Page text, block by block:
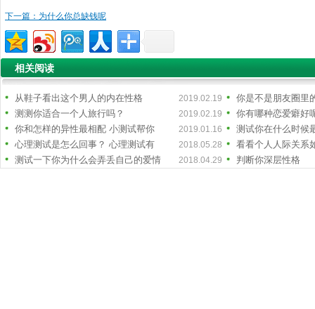
下一篇：为什么你总缺钱呢
相关阅读
从鞋子看出这个男人的内在性格 2019.02.19
你是不是朋友圈里
测测你适合一个人旅行吗？
2019.02.19
你有哪种恋爱癖好
你和怎样的异性最相配 小测试帮你
2019.01.16
测试你在什么时
心理测试是怎么回事？ 心理测试有
2018.05.28
看看个人人际关系
测试一下你为什么会弄丢自己的爱情
2018.04.29 判断你深层性格